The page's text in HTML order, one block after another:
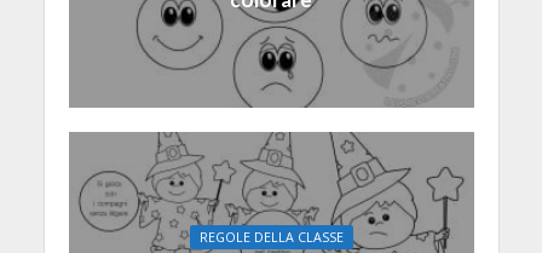
REGOLE DELLA CLASSE